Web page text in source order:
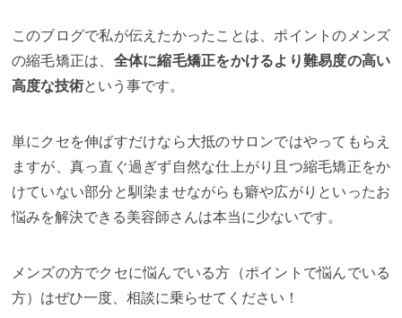
このブログで私が伝えたかったことは、ポイントのメンズ
の縮毛矯正は、 全体に縮毛矯正をかけるより難易度の高い
高度な技術という事です。
単にクセを伸ばすだけなら大抵のサロンではやってもらえ
ますが、真っ直ぐ過ぎず自然な仕上がり且つ縮毛矯正をか
けていない部分と馴染ませながらも癖や広がりといったお
悩みを解決できる美容師さんは本当に少ないです。
メンズの方でクセに悩んでいる方（ポイントで悩んでいる
方）はぜひ一度、相談に乗らせてください！